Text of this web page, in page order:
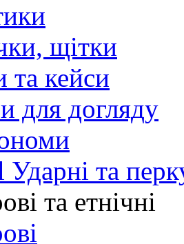
щітки
та кейси
для догляду
та
та етнічні